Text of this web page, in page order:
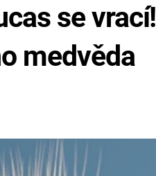
se vrací!
medvěda